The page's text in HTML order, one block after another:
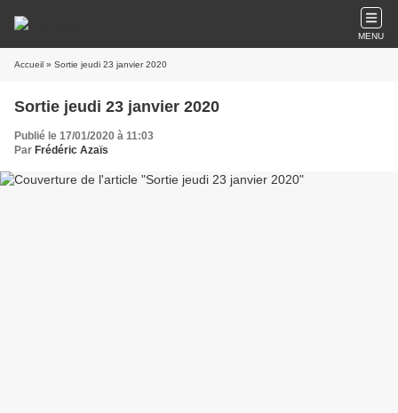
MENU
Accueil » Sortie jeudi 23 janvier 2020
Sortie jeudi 23 janvier 2020
Publié le 17/01/2020 à 11:03
Par Frédéric Azaïs